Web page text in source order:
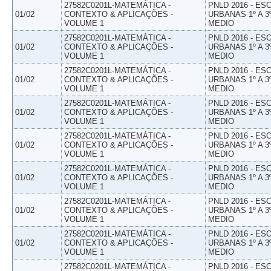
01/02
27582C0201L-MATEMÁTICA -
CONTEXTO & APLICAÇÕES -
VOLUME 1
PNLD 2016 -
URBANAS 1º A
MEDIO
01/02
27582C0201L-MATEMÁTICA -
CONTEXTO & APLICAÇÕES -
VOLUME 1
PNLD 2016 -
URBANAS 1º A
MEDIO
01/02
27582C0201L-MATEMÁTICA -
CONTEXTO & APLICAÇÕES -
VOLUME 1
PNLD 2016 -
URBANAS 1º A
MEDIO
01/02
27582C0201L-MATEMÁTICA -
CONTEXTO & APLICAÇÕES -
VOLUME 1
PNLD 2016 -
URBANAS 1º A
MEDIO
01/02
27582C0201L-MATEMÁTICA -
CONTEXTO & APLICAÇÕES -
VOLUME 1
PNLD 2016 -
URBANAS 1º A
MEDIO
01/02
27582C0201L-MATEMÁTICA -
CONTEXTO & APLICAÇÕES -
VOLUME 1
PNLD 2016 -
URBANAS 1º A
MEDIO
01/02
27582C0201L-MATEMÁTICA -
CONTEXTO & APLICAÇÕES -
VOLUME 1
PNLD 2016 -
URBANAS 1º A
MEDIO
01/02
27582C0201L-MATEMÁTICA -
CONTEXTO & APLICAÇÕES -
VOLUME 1
PNLD 2016 -
URBANAS 1º A
MEDIO
27582C0201L-MATEMÁTICA -
PNLD 2016 -